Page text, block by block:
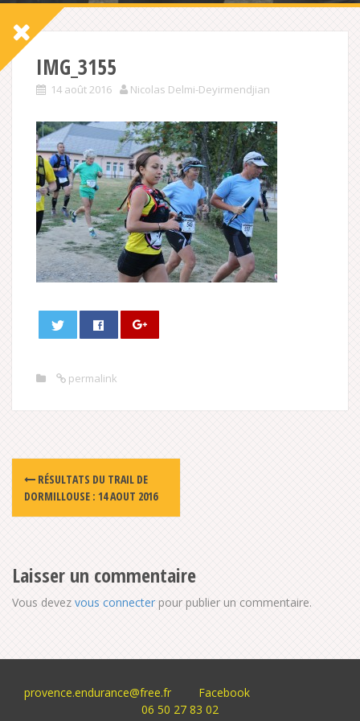
IMG_3155
14 août 2016 Nicolas Delmi-Deyirmendjian
permalink
Post
navigation
RÉSULTATS DU TRAIL DE
DORMILLOUSE : 14 AOUT 2016
Laisser un commentaire
Vous devez vous connecter pour publier un commentaire.
provence.endurance@free.fr
Facebook
06 50 27 83 02